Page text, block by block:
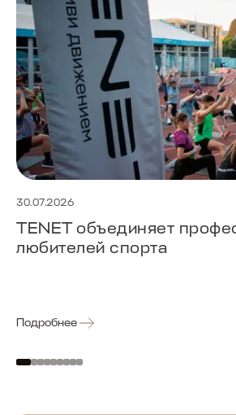
30.07.2026
TENET объединяет
любителей спорта
Подробнее